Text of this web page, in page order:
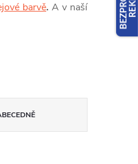
barvě. A v naší